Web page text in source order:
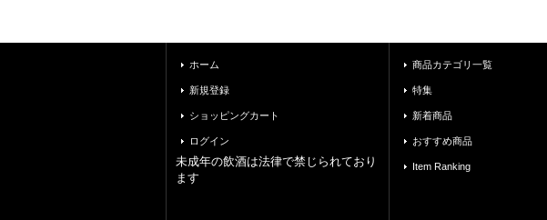
ホーム
新規登録
ショッピングカート
ログイン
未成年の飲酒は法律で禁じられており
ます
商品カテゴリ一覧
特集
新着商品
おすすめ商品
Item Ranking